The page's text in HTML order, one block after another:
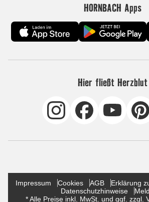
HORNBACH Apps
Hier fließt Herzblut
Impressum Cookies AGB
Erklärung
Datenschutzhinweise
* Alle Preise inkl. MwSt. und ggf. zzgl.